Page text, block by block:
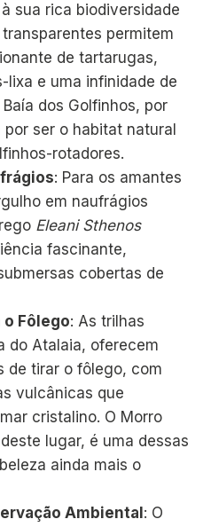
sua rica biodiversidade
permitem
de tartarugas,
lixa e uma infinidade de
dos Golfinhos, por
ser o habitat natural
rotadores.
: Para os amantes
em naufrágios
Eleani Sthenos
fascinante,
cobertas de
o Fôlego: As trilhas
do Atalaia, oferecem
de tirar o fôlego, com
vulcânicas que
cristalino. O Morro
lugar, é uma dessas
ainda mais o
Ambiental : O